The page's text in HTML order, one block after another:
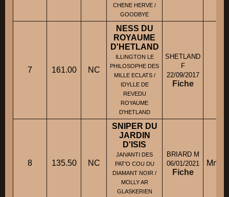
CHENE HERVE /
GOODBYE
7 161.00 NC
NESS DU
ROYAUME
D'HETLAND
ILLINGTON LE
PHILOSOPHE DES
MILLE ECLATS /
IDYLLE DE
REVEDU
ROYAUME
D'HETLAND
SHETLAND
F
22/09/2017
Fiche
8 135.50 NC
SNIPER DU
JARDIN
D'ISIS
JAIVANTI DES
PAT'O COU DU
DIAMANT NOIR /
MOLLY AR
GLASKERIEN
BRIARD M
06/01/2021
Fiche
Mme